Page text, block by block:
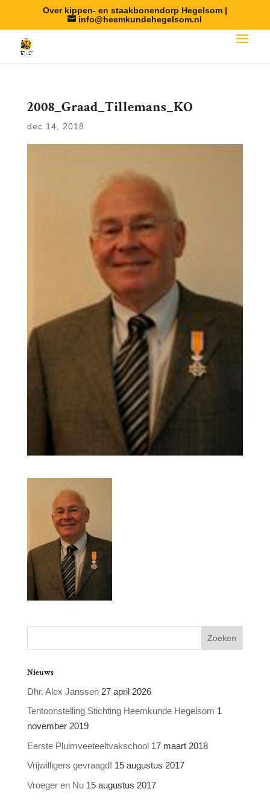
Over kippen- en staakbonendorp Hegelsom |
info@heemkundehegelsom.nl
2008_Graad_Tillemans_KO
dec 14, 2018
Nieuws
Dhr. Alex Janssen 27 april 2026
Tentoonstelling Stichting Heemkunde Hegelsom 1
november 2019
Eerste Pluimveeteeltvakschool 17 maart 2018
Vrijwilligers gevraagd! 15 augustus 2017
Vroeger en Nu 15 augustus 2017